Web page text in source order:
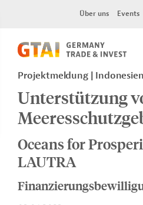
Über uns Events
Projektmeldung Indonesien
Unterstützung
Oceans for
LAUTRA